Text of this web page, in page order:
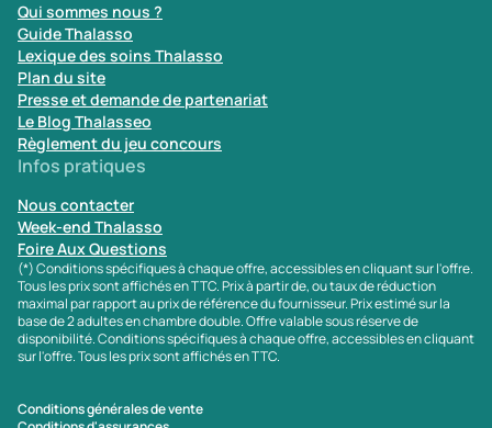
Qui sommes nous ?
Guide Thalasso
Lexique des soins Thalasso
Plan du site
Presse et demande de partenariat
Le Blog Thalasseo
Règlement du jeu concours
Infos pratiques
Nous contacter
Week-end Thalasso
Foire Aux Questions
(*) Conditions spécifiques à chaque offre, accessibles en cliquant sur l'offre.
Tous les prix sont affichés en TTC. Prix à partir de, ou taux de réduction
maximal par rapport au prix de référence du fournisseur. Prix estimé sur la
base de 2 adultes en chambre double. Offre valable sous réserve de
disponibilité. Conditions spécifiques à chaque offre, accessibles en cliquant
sur l'offre. Tous les prix sont affichés en TTC.
Conditions générales de vente